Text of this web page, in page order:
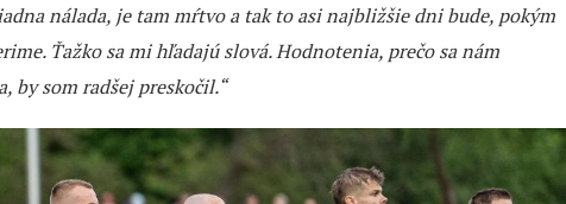
nálada, je tam mŕtvo a tak to asi najbližšie dni bude, pokým
Ťažko sa mi hľadajú slová. Hodnotenia, prečo sa nám
by som radšej preskočil.“